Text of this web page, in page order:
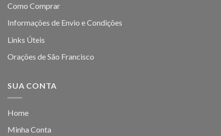
Como Comprar
Informações de Envio e Condições
Links Úteis
Orações de São Francisco
SUA CONTA
Home
Minha Conta